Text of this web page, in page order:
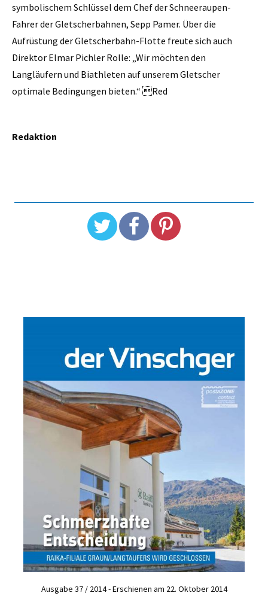
symbolischem Schlüssel dem Chef der Schneeraupen-
Fahrer der Gletscherbahnen, Sepp Pamer. Über die
Aufrüstung der Gletscherbahn-Flotte freute sich auch
Direktor Elmar Pichler Rolle: „Wir möchten den
Langläufern und Biathleten auf unserem Gletscher
optimale Bedingungen bieten.“ Red
Redaktion
Ausgabe 37 / 2014 - Erschienen am 22. Oktober 2014